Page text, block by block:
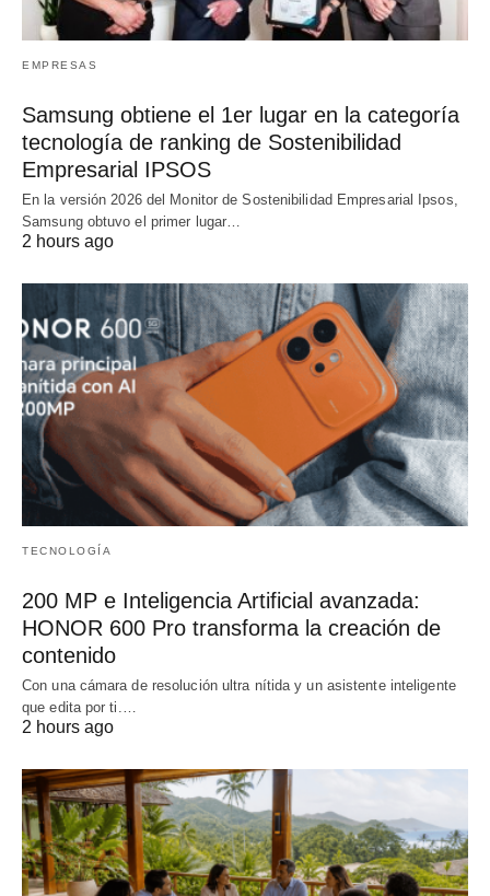
EMPRESAS
Samsung obtiene el 1er lugar en la categoría
tecnología de ranking de Sostenibilidad
Empresarial IPSOS
En la versión 2026 del Monitor de Sostenibilidad Empresarial Ipsos,
Samsung obtuvo el primer lugar…
2 hours ago
TECNOLOGÍA
200 MP e Inteligencia Artificial avanzada:
HONOR 600 Pro transforma la creación de
contenido
Con una cámara de resolución ultra nítida y un asistente inteligente
que edita por ti.…
2 hours ago